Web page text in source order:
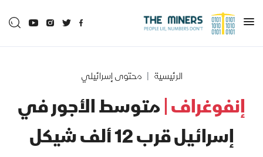
الرئيسية محتوى إسرائيلي
إنفوغراف |متوسط الأجور في
إسرائيل قرب 12 ألف شيكل